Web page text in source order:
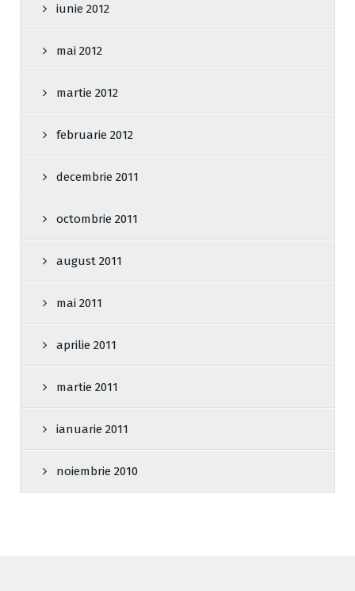
iunie 2012
mai 2012
martie 2012
februarie 2012
decembrie 2011
octombrie 2011
august 2011
mai 2011
aprilie 2011
martie 2011
ianuarie 2011
noiembrie 2010